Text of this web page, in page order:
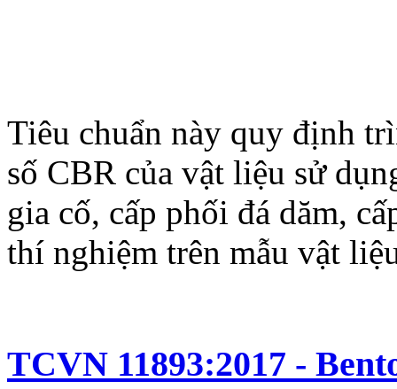
Tiêu chuẩn này quy định
số CBR của vật liệu sử
gia cố, cấp phối đá dăm,
thí nghiệm trên mẫu vật
TCVN 11893:2017 -